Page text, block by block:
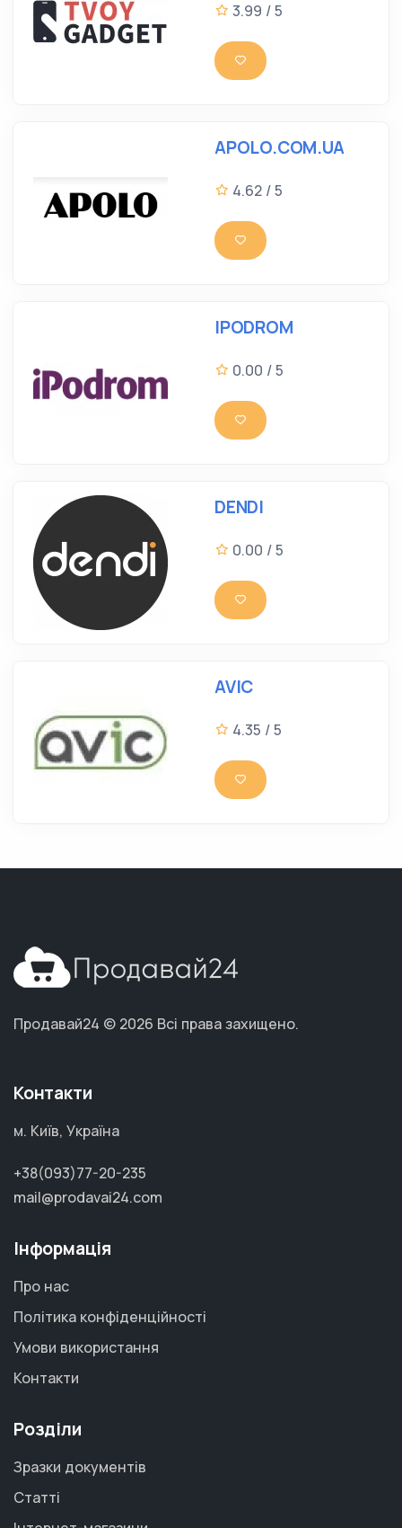
3.99 / 5
APOLO.COM.UA
4.62 / 5
IPODROM
0.00 / 5
DENDI
0.00 / 5
AVIC
4.35 / 5
Продавай24 © 2026 Всі права захищено.
Контакти
м. Київ, Україна
+38(093)77-20-235
mail@prodavai24.com
Інформація
Про нас
Політика конфіденційності
Умови використання
Контакти
Розділи
Зразки документів
Статті